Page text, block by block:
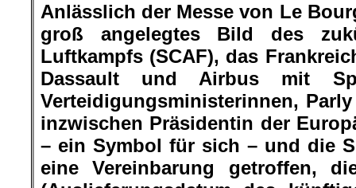
Anlässlich der Messe von Le
groß angelegtes Bild des
Luftkampfs (SCAF), das
Dassault und Airbus mit
Verteidigungsministerinnen,
inzwischen Präsidentin der
– ein Symbol für sich – und die
eine Vereinbarung getroffen,